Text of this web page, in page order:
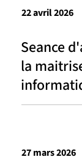
Seance
la
22 avril 2026
27 mars 2026